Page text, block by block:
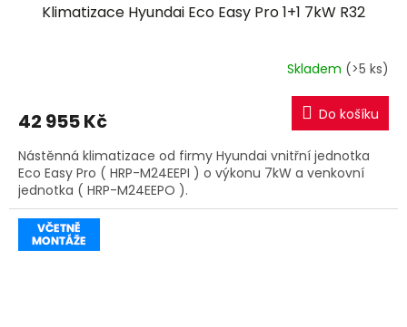
Klimatizace Hyundai Eco Easy Pro 1+1 7kW R32
Skladem (>5 ks)
42 955 Kč Do košíku
Nástěnná klimatizace od firmy Hyundai vnitřní jednotka
Eco Easy Pro ( HRP-M24EEPI ) o výkonu 7kW a venkovní
jednotka ( HRP-M24EEPO ).